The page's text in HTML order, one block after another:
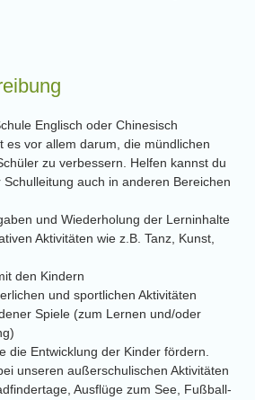
Englisch oder Chinesisch
es vor allem darum, die mündlichen
zu verbessern. Helfen kannst du
auch in anderen Bereichen
und Wiederholung der Lerninhalte
Aktivitäten wie z.B. Tanz, Kunst,
den Kindern
und sportlichen Aktivitäten
Spiele (zum Lernen und/oder
die Entwicklung der Kinder fördern.
unseren außerschulischen Aktivitäten
Ausflüge zum See, Fußball-